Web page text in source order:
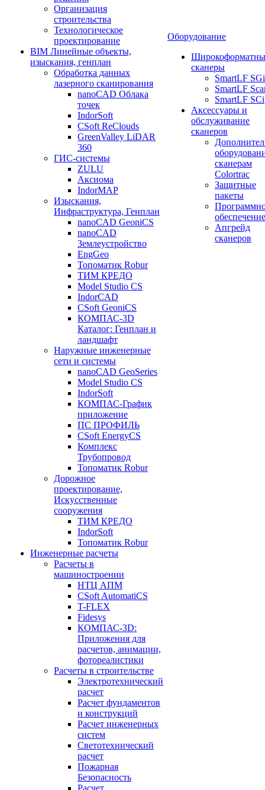
Организация
строительства
Технологическое
проектирование
BIM Линейные объекты,
изыскания, генплан
Обработка данных
лазерного сканирования
nanoCAD Облака
точек
IndorSoft
CSoft ReClouds
GreenValley LiDAR
360
ГИС-системы
ZULU
Аксиома
IndorMAP
Изыскания,
Инфраструктура, Генплан
nanoCAD GeoniCS
nanoCAD
Землеустройство
EngGeo
Топоматик Robur
ТИМ КРЕДО
Model Studio CS
IndorCAD
CSoft GeoniCS
КОМПАС-3D
Каталог: Генплан и
ландшафт
Наружные инженерные
сети и системы
nanoCAD GeoSeries
Model Studio CS
IndorSoft
КОМПАС-График
приложение
ПС ПРОФИЛЬ
CSoft EnergyCS
Комплекс
Трубопровод
Топоматик Robur
Дорожное
проектирование,
Искусственные
сооружения
ТИМ КРЕДО
IndorSoft
Топоматик Robur
Инженерные расчеты
Расчеты в
машиностроении
НТЦ АПМ
CSoft AutomatiCS
T-FLEX
Fidesys
КОМПАС-3D:
Приложения для
расчетов, анимации,
фотореалистики
Расчеты в строительстве
Электротехнический
расчет
Расчет фундаментов
и конструкций
Расчет инженерных
систем
Светотехнический
расчет
Пожарная
Безопасность
Расчет
Оборудование
сканеры
SmartLF SGi
SmartLF
SmartLF SCi
Аксессуары и
обслуживание
сканеров
сканерам
Colortrac
Защитные
пакеты
обеспечение
Апгрейд
сканеров